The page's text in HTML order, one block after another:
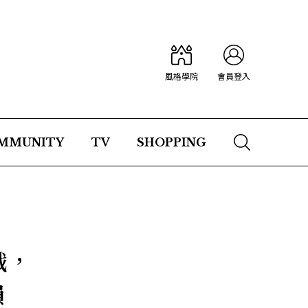
風格學院 會員登入
TV SHOPPING